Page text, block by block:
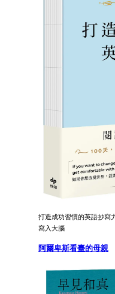
打造成功習慣的英語抄寫
寫入大腦
阿爾卑斯看臺的母親